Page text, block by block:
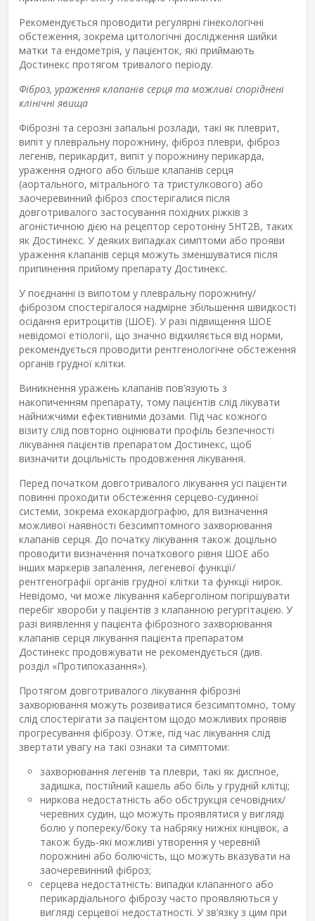
Рекомендується проводити регулярні гінекологічні
обстеження, зокрема цитологічні дослідження шийки
матки та ендометрія, у пацієнток, які приймають
Достинекс протягом тривалого періоду.
Фіброз, ураження клапанів серця та можливі споріднені
клінічні явища
Фіброзні та серозні запальні розлади, такі як плеврит,
випіт у плевральну порожнину, фіброз плеври, фіброз
легенів, перикардит, випіт у порожнину перикарда,
ураження одного або більше клапанів серця
(аортального, мітрального та тристулкового) або
заочеревинний фіброз спостерігалися після
довготривалого застосування похідних ріжків з
агоністичною дією на рецептор серотоніну 5HT2B, таких
як Достинекс. У деяких випадках симптоми або прояви
ураження клапанів серця можуть зменшуватися після
припинення прийому препарату Достинекс.
У поєднанні із випотом у плевральну порожнину/
фіброзом спостерігалося надмірне збільшення швидкості
осідання еритроцитів (ШОЕ). У разі підвищення ШОЕ
невідомої етіології, що значно відхиляється від норми,
рекомендується проводити рентгенологічне обстеження
органів грудної клітки.
Виникнення уражень клапанів пов’язують з
накопиченням препарату, тому пацієнтів слід лікувати
найнижчими ефективними дозами. Під час кожного
візиту слід повторно оцінювати профіль безпечності
лікування пацієнтів препаратом Достинекс, щоб
визначити доцільність продовження лікування.
Перед початком довготривалого лікування усі пацієнти
повинні проходити обстеження серцево-судинної
системи, зокрема ехокардіографію, для визначення
можливої наявності безсимптомного захворювання
клапанів серця. До початку лікування також доцільно
проводити визначення початкового рівня ШОЕ або
інших маркерів запалення, легеневої функції/
рентгенографії органів грудної клітки та функції нирок.
Невідомо, чи може лікування каберголіном погіршувати
перебіг хвороби у пацієнтів з клапанною регургітацією. У
разі виявлення у пацієнта фіброзного захворювання
клапанів серця лікування пацієнта препаратом
Достинекс продовжувати не рекомендується (див.
розділ «Протипоказання»).
Протягом довготривалого лікування фіброзні
захворювання можуть розвиватися безсимптомно, тому
слід спостерігати за пацієнтом щодо можливих проявів
прогресування фіброзу. Отже, під час лікування слід
звертати увагу на такі ознаки та симптоми:
захворювання легенів та плеври, такі як диспное,
задишка, постійний кашель або біль у грудній клітці;
ниркова недостатність або обструкція сечовідних/
черевних судин, що можуть проявлятися у вигляді
болю у попереку/боку та набряку нижніх кінцівок, а
також будь-які можливі утворення у черевній
порожнині або болючість, що можуть вказувати на
заочеревинний фіброз;
серцева недостатність: випадки клапанного або
перикардіального фіброзу часто проявляються у
вигляді серцевої недостатності. У зв’язку з цим при